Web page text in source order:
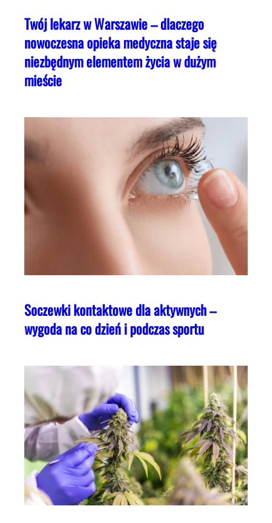
Twój lekarz w Warszawie – dlaczego
nowoczesna opieka medyczna staje się
niezbędnym elementem życia w dużym
mieście
Soczewki kontaktowe dla aktywnych –
wygoda na co dzień i podczas sportu